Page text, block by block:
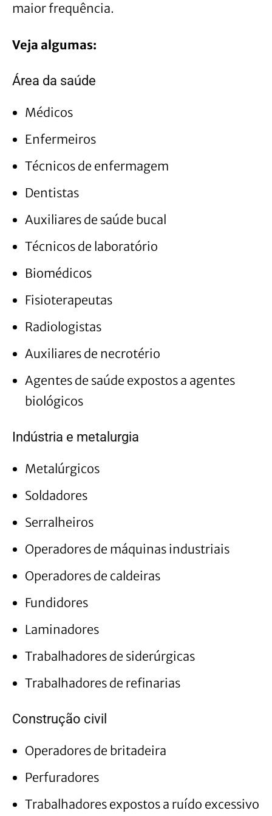
maior frequência.
Veja algumas:
Área da saúde
Médicos
Enfermeiros
Técnicos de enfermagem
Dentistas
Auxiliares de saúde bucal
Técnicos de laboratório
Biomédicos
Fisioterapeutas
Radiologistas
Auxiliares de necrotério
Agentes de saúde expostos a agentes
biológicos
Indústria e metalurgia
Metalúrgicos
Soldadores
Serralheiros
Operadores de máquinas industriais
Operadores de caldeiras
Fundidores
Laminadores
Trabalhadores de siderúrgicas
Trabalhadores de refinarias
Construção civil
Operadores de britadeira
Perfuradores
Trabalhadores expostos a ruído excessivo